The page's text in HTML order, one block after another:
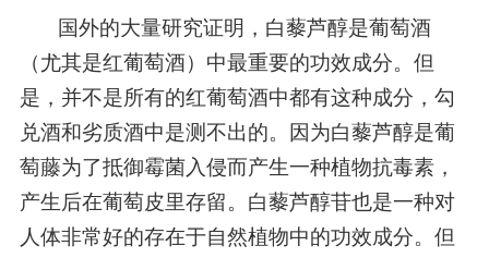
国外的大量研究证明，白藜芦醇是葡萄酒
（尤其是红葡萄酒）中最重要的功效成分。但
是，并不是所有的红葡萄酒中都有这种成分，勾
兑酒和劣质酒中是测不出的。因为白藜芦醇是葡
萄藤为了抵御霉菌入侵而产生一种植物抗毒素，
产生后在葡萄皮里存留。白藜芦醇苷也是一种对
人体非常好的存在于自然植物中的功效成分。但